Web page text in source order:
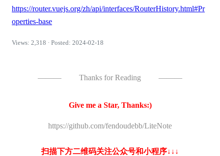
https://router.vuejs.org/zh/api/interfaces/RouterHistory.html#Pr
operties-base
Views: 2,318 · Posted: 2024-02-18
——— Thanks for Reading ———
Give me a Star, Thanks:)
https://github.com/fendoudebb/LiteNote
扫描下方二维码关注公众号和小程序↓↓↓